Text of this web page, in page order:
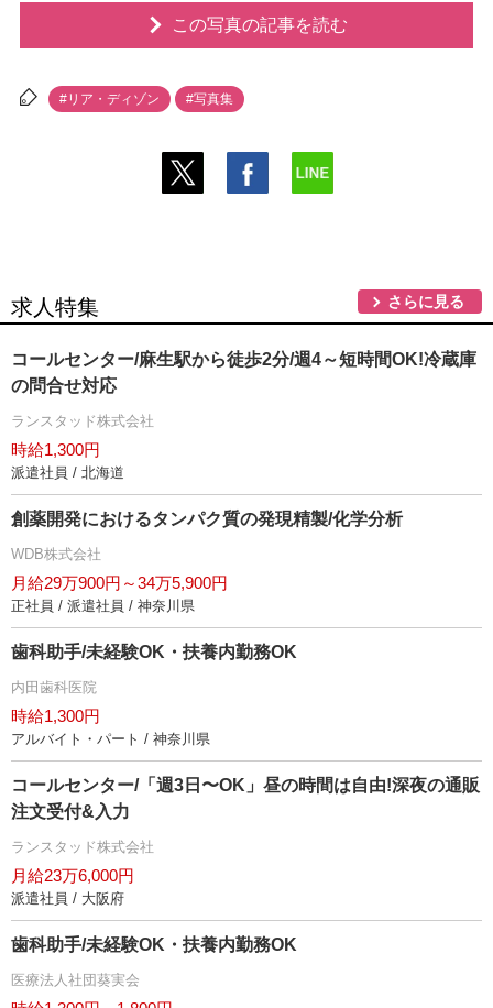
この写真の記事を読む
#リア・ディゾン #写真集
求人特集 さらに見る
コールセンター/麻生駅から徒歩2分/週4～短時間OK!冷蔵庫
の問合せ対応
ランスタッド株式会社
時給1,300円
派遣社員 / 北海道
創薬開発におけるタンパク質の発現精製/化学分析
WDB株式会社
月給29万900円～34万5,900円
正社員 / 派遣社員 / 神奈川県
歯科助手/未経験OK・扶養内勤務OK
内田歯科医院
時給1,300円
アルバイト・パート / 神奈川県
コールセンター/「週3日〜OK」昼の時間は自由!深夜の通販
注文受付&入力
ランスタッド株式会社
月給23万6,000円
派遣社員 / 大阪府
歯科助手/未経験OK・扶養内勤務OK
医療法人社団葵実会